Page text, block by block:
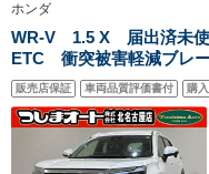
ホンダ
WR-V 1.5 X 届出済未
ETC 衝突被害軽減ブレ
ートキー アダクティブ
オートエアコン バック
ミラー 禁煙車
販売店保証 車両品質評価書付 購